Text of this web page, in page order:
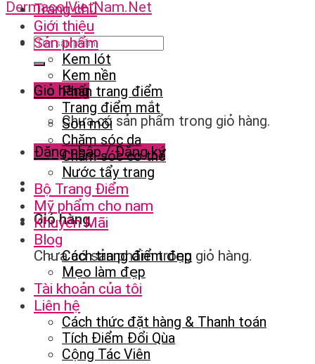
Giỏ hàng
Chưa có sản phẩm trong giỏ hàng.
Đăng nhập / Đăng ký
Giỏ hàng
Chưa có sản phẩm trong giỏ hàng.
Trang chủ
Giới thiệu
Sản phẩm
Kem lót
Kem nền
Phấn trang điểm
Trang điểm mắt
Son môi
Chăm sóc da
Chăm sóc cơ thể
Nước tẩy trang
Bộ Trang Điểm
Mỹ phẩm cho nam
Khuyến Mãi
Blog
Cách trang điểm đẹp
Mẹo làm đẹp
Tài khoản của tôi
Liên hệ
Cách thức đặt hàng & Thanh toán
Tích Điểm Đổi Qùa
Cộng Tác Viên